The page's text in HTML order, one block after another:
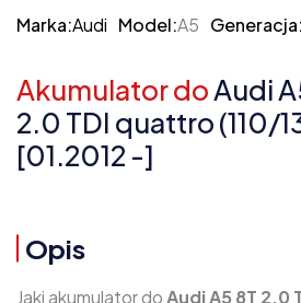
Marka:Audi Model:A5 Generacja:
Akumulator doAudi
2.0 TDI quattro (110/
[01.2012 -]
Opis
Jaki akumulator doAudi A5 8T 2.0